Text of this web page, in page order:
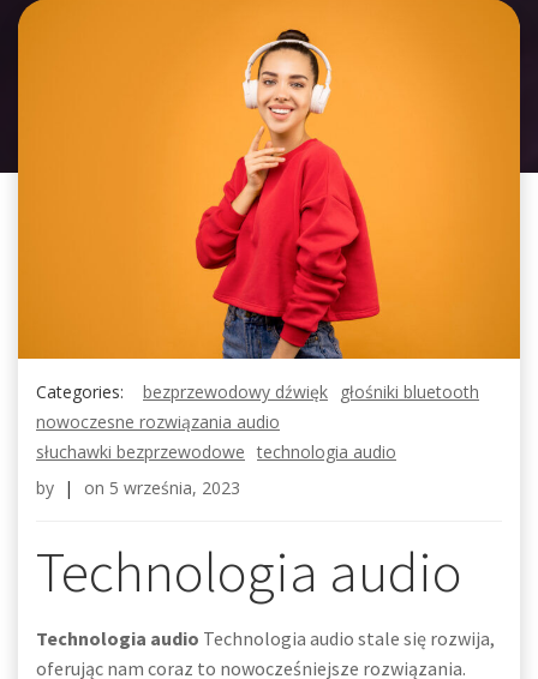
Categories: bezprzewodowy dźwięk
głośniki bluetooth
nowoczesne rozwiązania audio
słuchawki bezprzewodowe technologia audio
by | on 5 września, 2023
Technologia audio
Technologia audio Technologia audio stale się rozwija,
oferując nam coraz to nowocześniejsze rozwiązania.